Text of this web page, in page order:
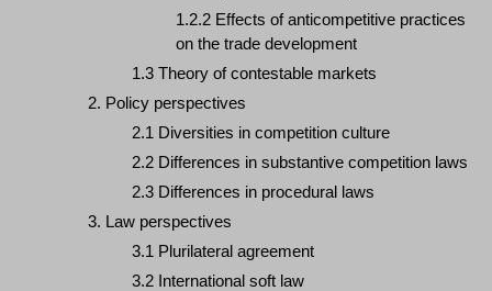
1.2.2 Effects of anticompetitive practices
on the trade development
1.3 Theory of contestable markets
2. Policy perspectives
2.1 Diversities in competition culture
2.2 Differences in substantive competition laws
2.3 Differences in procedural laws
3. Law perspectives
3.1 Plurilateral agreement
3.2 International soft law